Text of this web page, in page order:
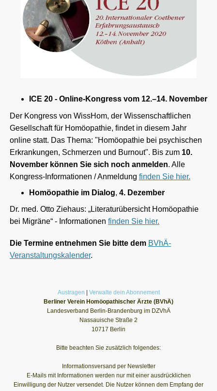
ICE 20 - Online-Kongress vom 12.–14. November
Der Kongress von WissHom, der Wissenschaftlichen
Gesellschaft für Homöopathie, findet in diesem Jahr
online statt. Das Thema: "Homöopathie bei psychischen
Erkrankungen, Schmerzen und Burnout". Bis zum 10.
November können Sie sich noch anmelden. Alle
Kongress-Informationen / Anmeldung finden Sie hier.
Homöopathie im Dialog, 4. Dezember
Dr. med. Otto Ziehaus: „Literaturübersicht Homöopathie
bei Migräne“ - Informationen finden Sie hier.
Die Termine entnehmen Sie bitte dem BVhÄ-
Veranstaltungskalender.
Austragen
Verwalte dein Abonnement
Berliner Verein Homöopathischer Ärzte (BVhÄ)
Landesverband Berlin-Brandenburg im DZVhÄ
Nassauische Straße 2
10717 Berlin
Bitte beachten Sie zusätzlich folgendes:
Informationsversand per Newsletter
E-Mails mit Informationen werden nur mit einer ausdrücklichen
Einwilligung der Nutzer versendet. Die Nutzer können dem Empfang der